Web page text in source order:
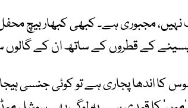
مجبوری ہے۔ کبھی کبھار بیچ
کے قطروں کے ساتھ ان کے گالوں
کا اندھا پجاری ہے تو کوئی جنسی